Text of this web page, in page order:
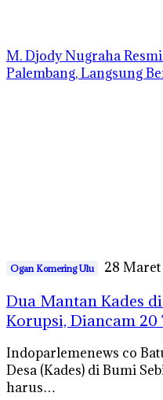
M. Djody Nugraha
Palembang, Langsung
Ogan Komering Ulu 28
Dua Mantan Kades
Korupsi, Diancam 20
Indoparlemenews co
Desa (Kades) di Bumi
harus…